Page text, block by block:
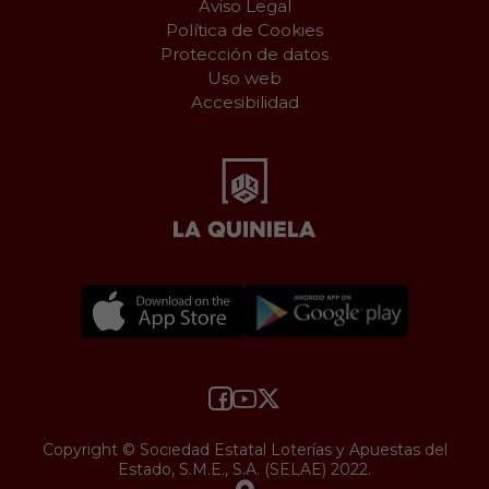
Aviso Legal
Política de Cookies
Protección de datos
Uso web
Accesibilidad
Copyright © Sociedad Estatal Loterías y Apuestas del
Estado, S.M.E., S.A. (SELAE) 2022.